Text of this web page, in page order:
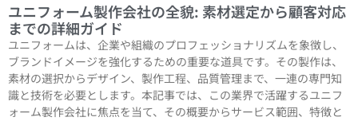
ユニフォーム製作会社の全貌: 素材選定から顧客対応
までの詳細ガイド
ユニフォームは、企業や組織のプロフェッショナリズムを象徴し、
ブランドイメージを強化するための重要な道具です。その製作は、
素材の選択からデザイン、製作工程、品質管理まで、一連の専門知
識と技術を必要とします。本記事では、この業界で活躍するユニフ
ォーム製作会社に焦点を当て、その概要からサービス範囲、特徴と